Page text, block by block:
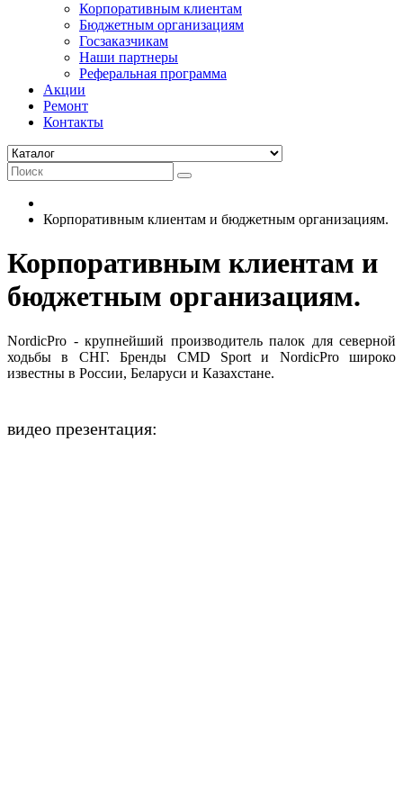
Корпоративным клиентам
Бюджетным организациям
Госзаказчикам
Наши партнеры
Реферальная программа
Акции
Ремонт
Контакты
Корпоративным клиентам и бюджетным организациям.
Корпоративным клиентам и
бюджетным организациям.
NordicPro - крупнейший производитель палок для северной
ходьбы в СНГ. Бренды CMD Sport и NordicPro широко
известны в России, Беларуси и Казахстане.
видео презентация: